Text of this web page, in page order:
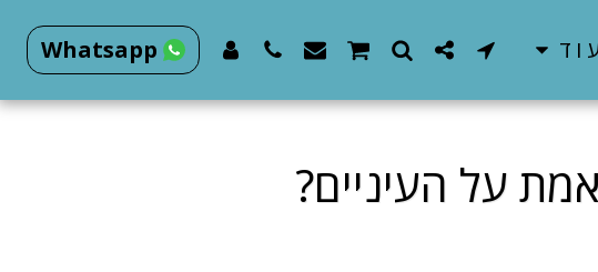
Whatsapp
על העיניים?